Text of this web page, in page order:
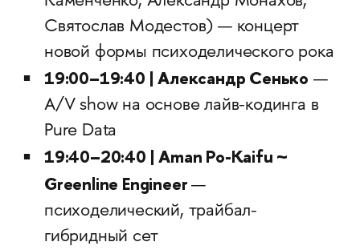
Святослав Модестов) — концерт
новой формы психоделического рока
19:00–19:40 | Александр Сенько —
A/V show на основе лайв-кодинга в
Pure Data
19:40–20:40 | Aman Po-Kaifu ~
Greenline Engineer—
психоделический, трайбал-
гибридный сет